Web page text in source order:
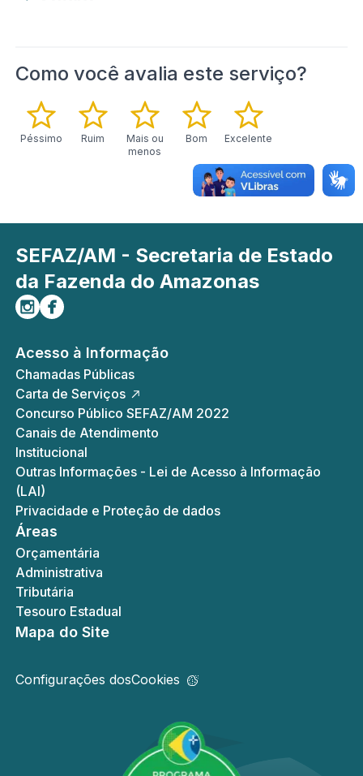
Como você avalia este serviço?
Péssimo Ruim
Mais ou
menos
Bom Excelente
SEFAZ/AM - Secretaria de Estado
da Fazenda do Amazonas
Siga-nos no Instagram
Curta-nos no Facebook
Acesso à Informação
Chamadas Públicas
Carta de Serviços
Concurso Público SEFAZ/AM 2022
Canais de Atendimento
Institucional
Outras Informações - Lei de Acesso à Informação
(LAI)
Privacidade e Proteção de dados
Áreas
Orçamentária
Administrativa
Tributária
Tesouro Estadual
Mapa do Site
Configurações dosCookies